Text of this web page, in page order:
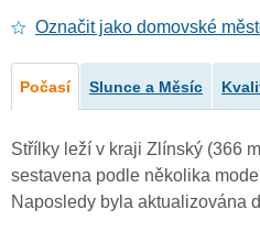
Označit jako domovské
Počasí Slunce a Měsíc
Střílky leží v kraji Zlínský (366
sestavena podle několika
Naposledy byla aktualizována